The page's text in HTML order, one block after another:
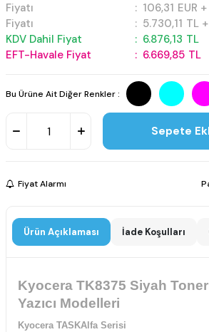
Fiyatı : 106,31 EUR
Fiyatı
: 5.730,11 TL
KDV Dahil Fiyat
: 6.876,13 TL
EFT-Havale Fiyat
: 6.669,85 TL
Bu Ürüne Ait Diğer Renkler :
Sepete
Fiyat Alarmı
Ürün Açıklaması İade Koşulları
Kyocera TK8375 Siyah
Yazıcı Modelleri
Kyocera TASKAlfa Serisi